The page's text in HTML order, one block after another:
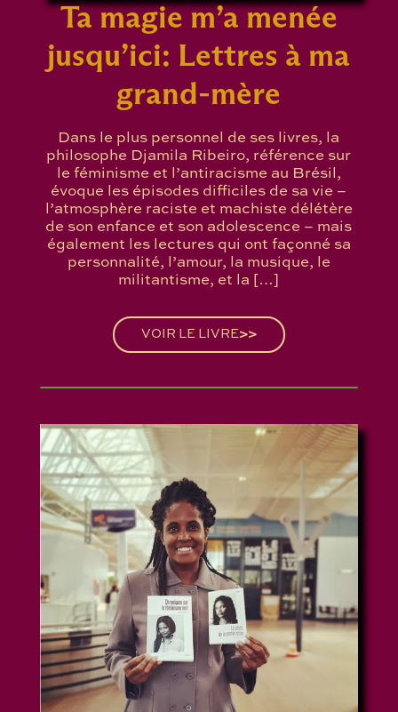
Ta magie m’a menée
jusqu’ici: Lettres à ma
grand-mère
Dans le plus personnel de ses livres, la
philosophe Djamila Ribeiro, référence sur
le féminisme et l’antiracisme au Brésil,
évoque les épisodes difficiles de sa vie –
l’atmosphère raciste et machiste délétère
de son enfance et son adolescence – mais
également les lectures qui ont façonné sa
personnalité, l’amour, la musique, le
militantisme, et la […]
VOIR LE LIVRE>>